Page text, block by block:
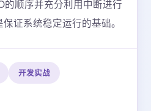
开发实战